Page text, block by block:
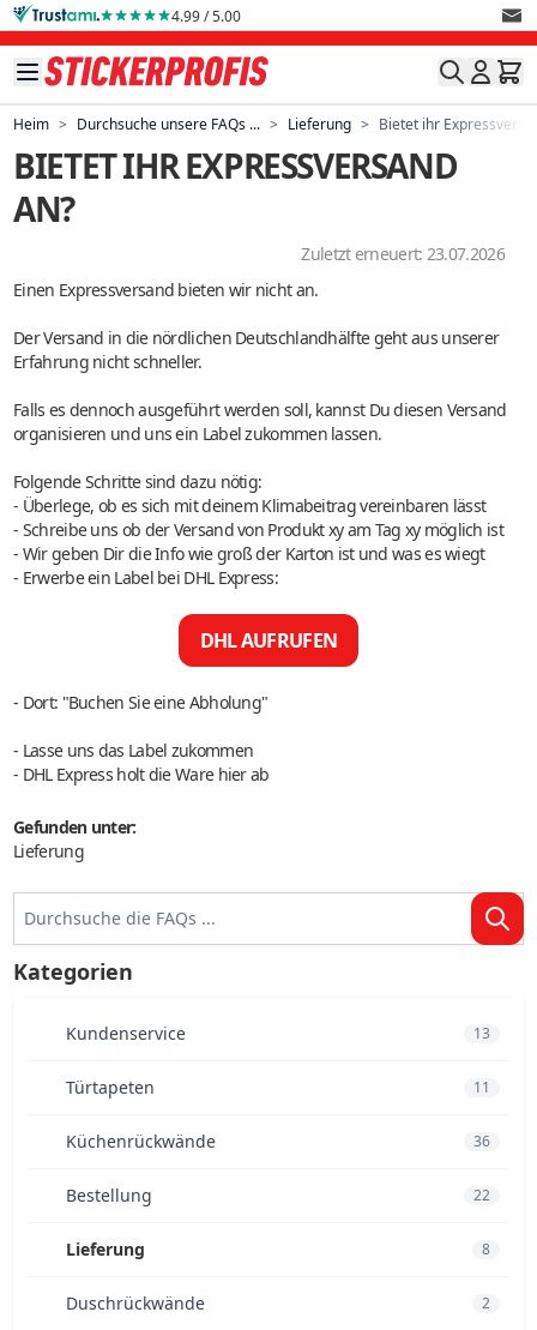
Direkt zum Inhalt 4.99 / 5.00
Heim > Durchsuche unsere FAQs ... > Lieferung > Bietet ihr
Kategorien
Kundenservice 13
Türtapeten 11
Küchenrückwände 36
Bestellung 22
Lieferung 8
Duschrückwände 2
BIETET IHR EXPRESSVERSAND
AN?
Zuletzt erneuert: 23.07.2026
Einen Expressversand bieten wir nicht an.
Der Versand in die nördlichen Deutschlandhälfte geht aus unserer
Erfahrung nicht schneller.
Falls es dennoch ausgeführt werden soll, kannst Du diesen Versand
organisieren und uns ein Label zukommen lassen.
Folgende Schritte sind dazu nötig:
- Überlege, ob es sich mit deinem Klimabeitrag vereinbaren lässt
- Schreibe uns ob der Versand von Produkt xy am Tag xy möglich ist
- Wir geben Dir die Info wie groß der Karton ist und was es wiegt
- Erwerbe ein Label bei DHL Express:
- Dort: "Buchen Sie eine Abholung"
- Lasse uns das Label zukommen
- DHL Express holt die Ware hier ab
Gefunden unter:
Lieferung